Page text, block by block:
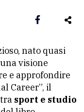
visione
e approfondire
Career”, il
sport e studio